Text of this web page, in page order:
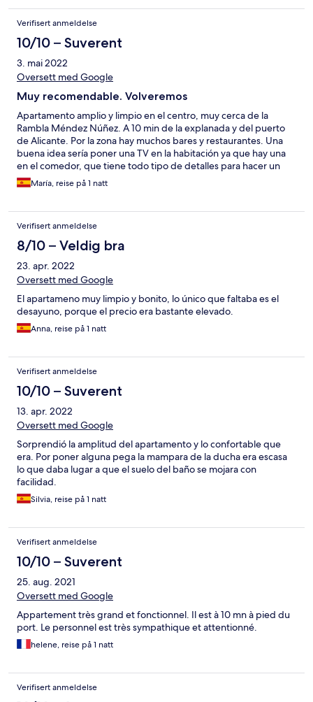
Verifisert anmeldelse
10/10 – Suverent
3. mai 2022
Oversett med Google
Muy recomendable. Volveremos
Apartamento amplio y limpio en el centro, muy cerca de la
Rambla Méndez Núñez. A 10 min de la explanada y del puerto
de Alicante. Por la zona hay muchos bares y restaurantes. Una
buena idea sería poner una TV en la habitación ya que hay una
en el comedor, que tiene todo tipo de detalles para hacer un
tentempié. Me parece que por parte de hotels.com deberían
poner teléfono del cliente para informar por ej q la recepción
María, reise på 1 natt
Verifisert anmeldelse
8/10 – Veldig bra
23. apr. 2022
Oversett med Google
El apartameno muy limpio y bonito, lo único que faltaba es el
desayuno, porque el precio era bastante elevado.
Anna, reise på 1 natt
Verifisert anmeldelse
10/10 – Suverent
13. apr. 2022
Oversett med Google
Sorprendió la amplitud del apartamento y lo confortable que
era. Por poner alguna pega la mampara de la ducha era escasa
lo que daba lugar a que el suelo del baño se mojara con
facilidad.
Silvia, reise på 1 natt
Verifisert anmeldelse
10/10 – Suverent
25. aug. 2021
Oversett med Google
Appartement très grand et fonctionnel. Il est à 10 mn à pied du
port. Le personnel est très sympathique et attentionné.
helene, reise på 1 natt
Verifisert anmeldelse